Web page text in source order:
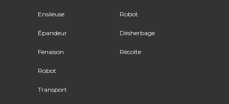
Ensileuse
Épandeur
Fenaison
Robot
Transport
Robot
Désherbage
Récolte